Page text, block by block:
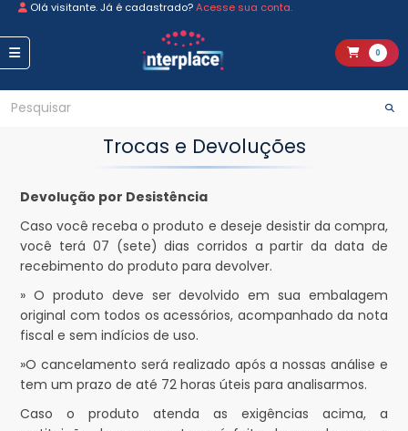
Olá visitante. Já é cadastrado?Acesse sua conta.
0
Trocas e Devoluções
Devolução por Desistência
Caso você receba o produto e deseje desistir da compra,
você terá 07 (sete) dias corridos a partir da data de
recebimento do produto para devolver.
» O produto deve ser devolvido em sua embalagem
original com todos os acessórios, acompanhado da nota
fiscal e sem indícios de uso.
»O cancelamento será realizado após a nossas análise e
tem um prazo de até 72 horas úteis para analisarmos.
Caso o produto atenda as exigências acima, a